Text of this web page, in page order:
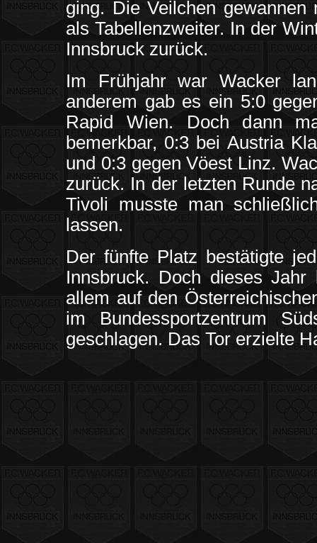
ging. Die Veilchen
als Tabellenzweiter. In der
Innsbruck zurück.
Im Frühjahr war Wacker
anderem gab es ein 5:0
Rapid Wien. Doch dann
bemerkbar, 0:3 bei Austria
und 0:3 gegen Vöest Linz.
zurück. In der letzten Runde
Tivoli musste man
lassen.
Der fünfte Platz bestätigte
Innsbruck. Doch dieses
allem auf den
im Bundessportzentrum
geschlagen. Das Tor erzielte